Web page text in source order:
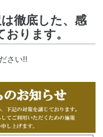
徹底した、感
ります。
さい‼